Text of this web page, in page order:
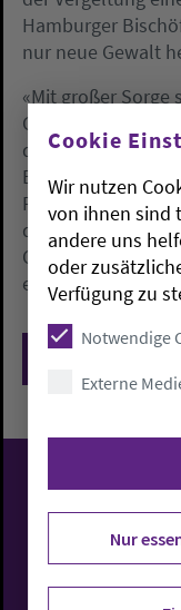
Hamburger
nur neue Gewalt
«Mit großer Sorge
Gewalt im Nahen
dem Iran stellt
Bedrohung der
Fehrs hinzu:
den unzähligen
Chance haben,
entfliehen.»
Cookie
Wir nutzen
von ihnen sind
andere uns
oder
Verfügung zu
Notwendige
Externe
Nur